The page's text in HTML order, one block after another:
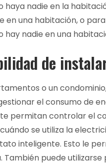
nadie en la
en una habitación, o
nadie en una
de
o un
el consumo de
permitan controlar el
se utiliza la
inteligente. Esto le
También puede